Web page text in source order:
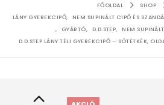
FŐOLDAL
SHOP
LÁNY GYEREKCIPŐ, NEM SUPINÁLT CIPŐ ÉS
,
GYÁRTÓ, D.D.STEP,
NEM
D.D.STEP LÁNY TÉLI GYEREKCIPŐ – SÖTÉTKÉK,